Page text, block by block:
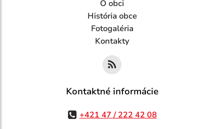
O obci
História obce
Fotogaléria
Kontakty
Kontaktné informácie
+421 47 / 222 42 08